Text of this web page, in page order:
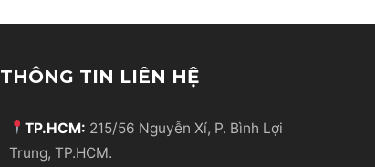
THÔNG TIN LIÊN HỆ
TP.HCM: 215/56 Nguyễn Xí, P. Bình Lợi
Trung, TP.HCM.